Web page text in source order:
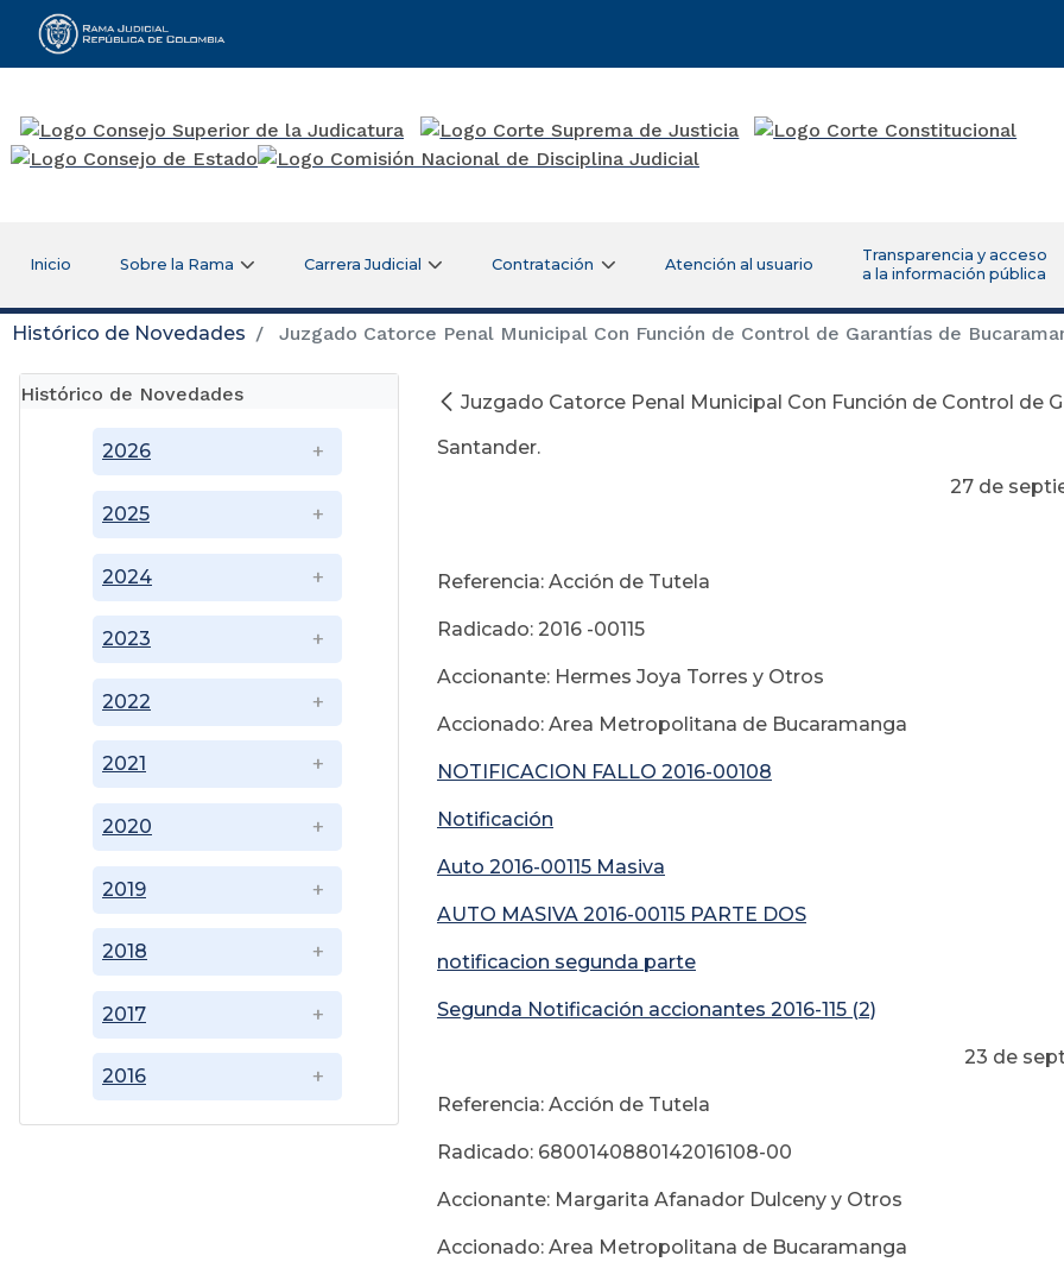
Rama Judicial
Inicio Sobre la Rama Carrera Judicial Contratación Atención al usuario
Transparencia y acceso
a la información pública
Histórico de Novedades Juzgado Catorce Penal Municipal Con Función de Control de Garantías de
Histórico de Novedades
2016
2017
2018
2019
2020
2021
2022
2023
2024
2025
2026
Juzgado Catorce Penal Municipal Con Función de Control de
Santander.
27 de septiembre
Referencia: Acción de Tutela
Radicado: 2016 -00115
Accionante: Hermes Joya Torres y Otros
Accionado: Area Metropolitana de Bucaramanga
NOTIFICACION FALLO 2016-00108
Notificación
Auto 2016-00115 Masiva
AUTO MASIVA 2016-00115 PARTE DOS
notificacion segunda parte
Segunda Notificación accionantes 2016-115 (2)
23 de septiembre
Referencia: Acción de Tutela
Radicado: 6800140880142016108-00
Accionante: Margarita Afanador Dulceny y Otros
Accionado: Area Metropolitana de Bucaramanga